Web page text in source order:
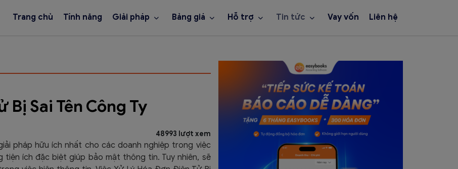
Trang chủ Tính năng Giải pháp Bảng giá Hỗ trợ Tin tức Vay vốn Liên hệ
Sai Tên Công Ty
48993 lượt xem
pháp hữu ích nhất cho các doanh nghiệp trong việc
ích đặc biệt giúp bảo mật thông tin. Tuy nhiên, sẽ